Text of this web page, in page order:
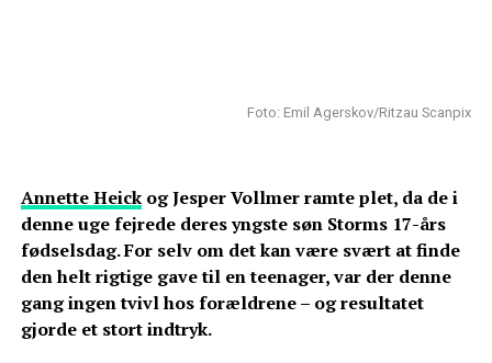
Foto: Emil Agerskov/Ritzau Scanpix
Annette Heickog Jesper Vollmer ramte plet, da de i
denne uge fejrede deres yngste søn Storms 17-års
fødselsdag. For selv om det kan være svært at finde
den helt rigtige gave til en teenager, var der denne
gang ingen tvivl hos forældrene – og resultatet
gjorde et stort indtryk.